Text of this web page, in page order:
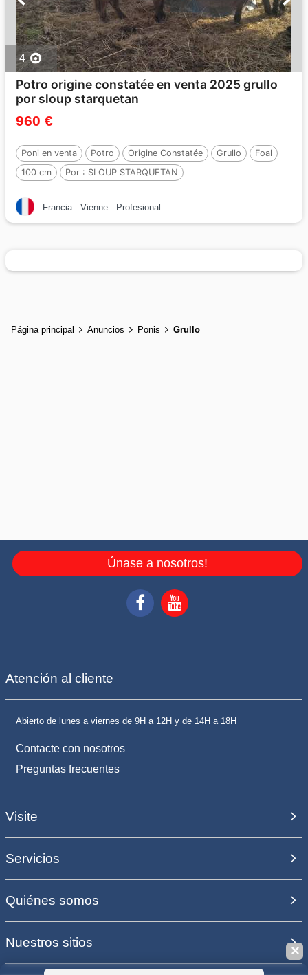
4
Potro origine constatée en venta 2025 grullo
por sloup starquetan
960 €
Poni en venta Potro Origine Constatée Grullo
Foal
100 cm
Por : SLOUP STARQUETAN
Francia Vienne Profesional
Página principal Anuncios Ponis Grullo
Únase a nosotros!
Atención al cliente
Abierto de lunes a viernes de 9H a 12H y de 14H a 18H
Contacte con nosotros
Preguntas frecuentes
Visite
Servicios
Quiénes somos
Nuestros sitios
✕